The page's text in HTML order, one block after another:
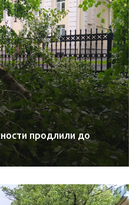
продлили до